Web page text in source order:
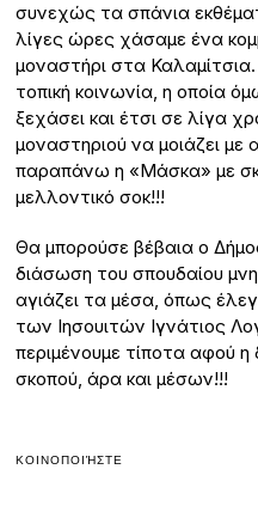
συνεχώς τα σπάνια
λίγες ώρες χάσαμε ένα
μοναστήρι στα
τοπική κοινωνία, η οποία
ξεχάσει και έτσι σε λίγα
μοναστηριού να μοιάζει με
παραπάνω η «Μάσκα» με
μελλοντικό σοκ!!!
Θα μπορούσε βέβαια ο
διάσωση του σπουδαίου
αγιάζει τα μέσα, όπως
των Ιησουιτών Ιγνάτιος
περιμένουμε τίποτα αφού η
σκοπού, άρα και μέσων!!!
ΚΟΙΝΟΠΟΙΉΣΤΕ